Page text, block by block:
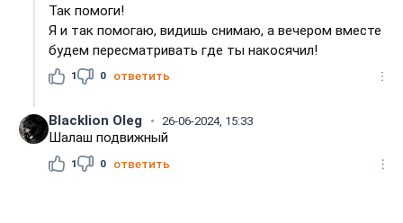
Так помоги!
Я и так помогаю, видишь снимаю, а вечером вместе
будем пересматривать где ты накосячил!
1 0 ответить
Blacklion Oleg 26-06-2024, 15:33
Шалаш подвижный
1 0 ответить